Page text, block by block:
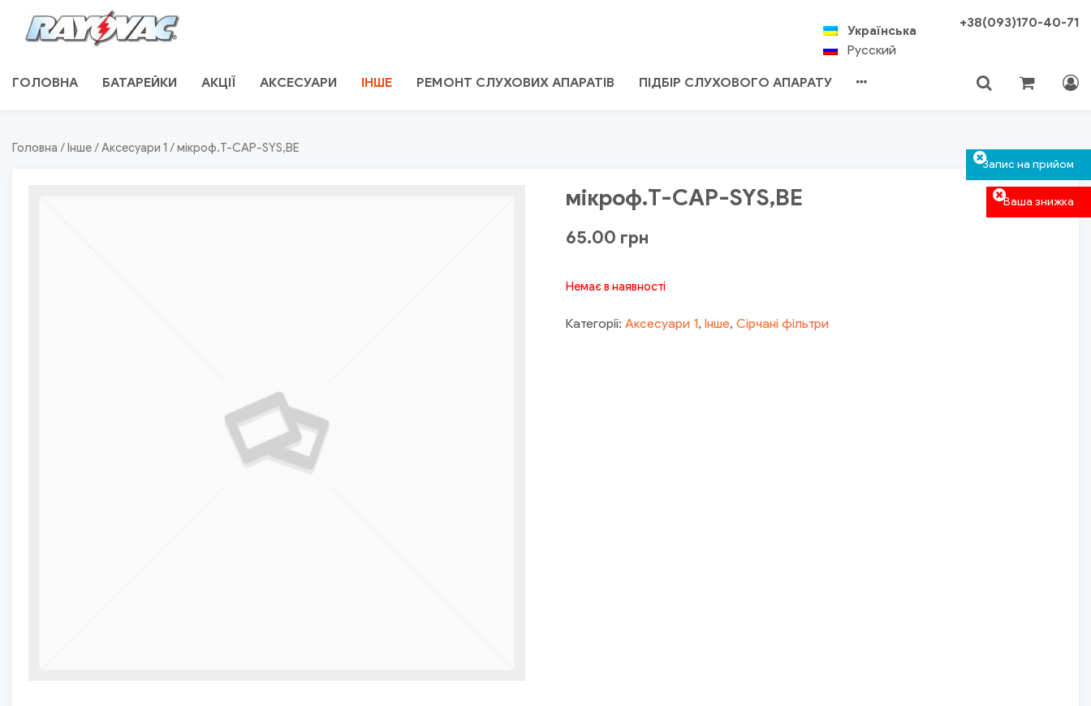
Ваша знижка
Запис на прийом
RAYOVAC.COM.UA
ГОЛОВНА БАТАРЕЙКИ АКЦІЇ АКСЕСУАРИ ІНШЕ РЕМОНТ СЛУХОВИХ АПАРАТІВ ПІДБІР СЛУХОВОГО АПАРАТУ
Українська
Русский
+38(093)170-40-71
Головна /Інше/Аксесуари 1 / мікроф.T-CAP-SYS,BE
мікроф.T-CAP-SYS,BE
65.00 грн
Немає в наявності
Категорії:Аксесуари 1,Інше,Сірчані фільтри